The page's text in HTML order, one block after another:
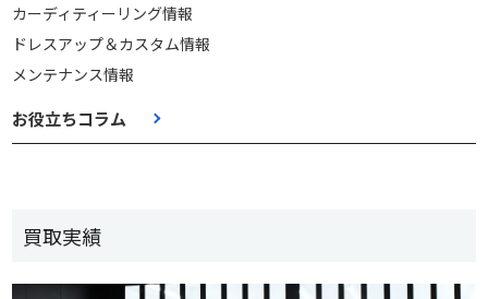
カーディティーリング情報
ドレスアップ＆カスタム情報
メンテナンス情報
お役立ちコラム
買取実績